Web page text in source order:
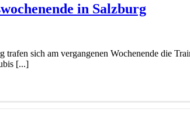
in Salzburg
trafen sich am vergangenen Wochenende die
[...]